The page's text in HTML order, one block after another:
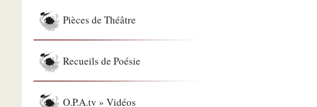
Pièces de Théâtre
Recueils de Poésie
O.P.A.tv » Vidéos